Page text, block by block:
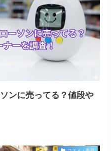
ンに売ってる？値段や